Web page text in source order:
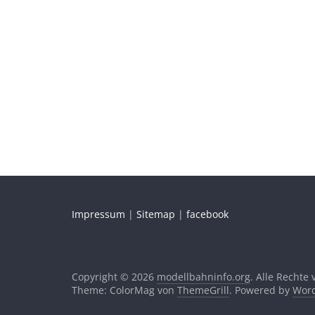
Impressum | Sitemap | facebook
Copyright © 2026 modellbahninfo.org. Alle Rechte
Theme: ColorMag von ThemeGrill. Powered by